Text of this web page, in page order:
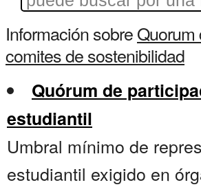
Información sobreQuorum
comites de sostenibilidad
Quórum de
estudiantil
Umbral mínimo de
estudiantil exigido en